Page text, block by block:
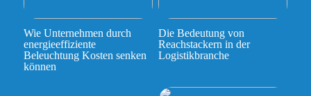
Wie Unternehmen durch
energieeffiziente
Beleuchtung Kosten senken
können
Die Bedeutung von
Reachstackern in der
Logistikbranche